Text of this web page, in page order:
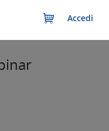
Accedi